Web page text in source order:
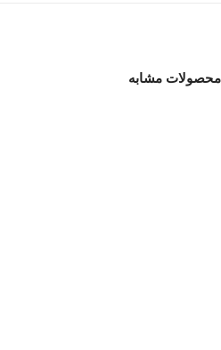
محصولات مشابه